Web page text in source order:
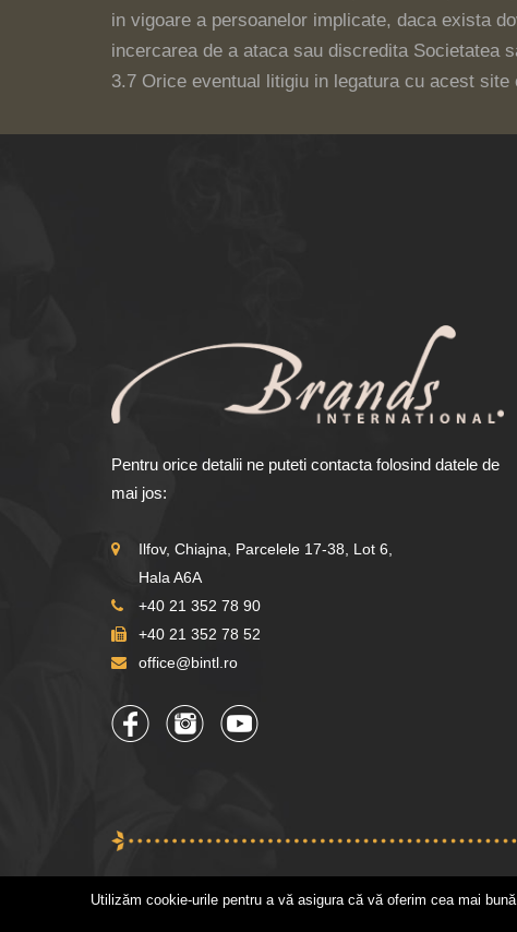
in vigoare a persoanelor implicate, daca exista
incercarea de a ataca sau discredita Societatea
3.7 Orice eventual litigiu in legatura cu acest
Pentru orice detalii ne puteti contacta folosind datele de
mai jos:
Ilfov, Chiajna, Parcelele 17-38, Lot 6,
Hala A6A
+40 21 352 78 90
+40 21 352 78 52
office@bintl.ro
Utilizăm cookie-urile pentru a vă asigura că vă oferim cea mai